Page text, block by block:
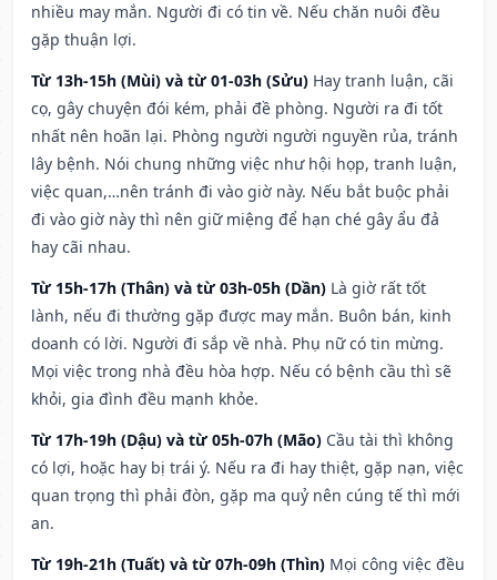
nhiều may mắn. Người đi có tin về. Nếu chăn nuôi đều
gặp thuận lợi.
Từ 13h-15h (Mùi) và từ 01-03h (Sửu) Hay tranh luận, cãi
cọ, gây chuyện đói kém, phải đề phòng. Người ra đi tốt
nhất nên hoãn lại. Phòng người người nguyền rủa, tránh
lây bệnh. Nói chung những việc như hội họp, tranh luận,
việc quan,…nên tránh đi vào giờ này. Nếu bắt buộc phải
đi vào giờ này thì nên giữ miệng để hạn ché gây ẩu đả
hay cãi nhau.
Từ 15h-17h (Thân) và từ 03h-05h (Dần) Là giờ rất tốt
lành, nếu đi thường gặp được may mắn. Buôn bán, kinh
doanh có lời. Người đi sắp về nhà. Phụ nữ có tin mừng.
Mọi việc trong nhà đều hòa hợp. Nếu có bệnh cầu thì sẽ
khỏi, gia đình đều mạnh khỏe.
Từ 17h-19h (Dậu) và từ 05h-07h (Mão) Cầu tài thì không
có lợi, hoặc hay bị trái ý. Nếu ra đi hay thiệt, gặp nạn, việc
quan trọng thì phải đòn, gặp ma quỷ nên cúng tế thì mới
an.
Từ 19h-21h (Tuất) và từ 07h-09h (Thìn) Mọi công việc đều